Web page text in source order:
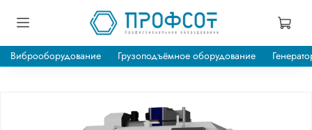
Виброоборудование Грузоподъёмное оборудование